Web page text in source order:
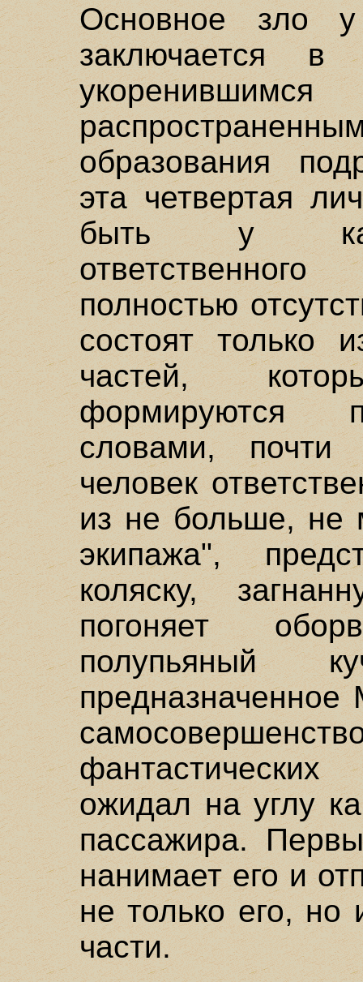
Основное зло
заключается в
образования
эта четвертая
быть у
полностью
состоят только
частей,
формируются
словами, почти
человек
из не больше, не
экипажа",
коляску,
погоняет
полупьяный
ожидал на углу
пассажира.
нанимает его и
не только его,
части.